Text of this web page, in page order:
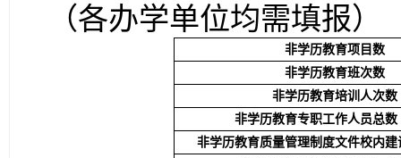
（各办学单位均需填报）
非学历教育项目数
非学历教育班次数
非学历教育培训 人次数
非学历教育专职工作人员总数
非学历教育质量管理制度文件校内